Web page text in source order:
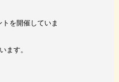
を開催していま
ます。